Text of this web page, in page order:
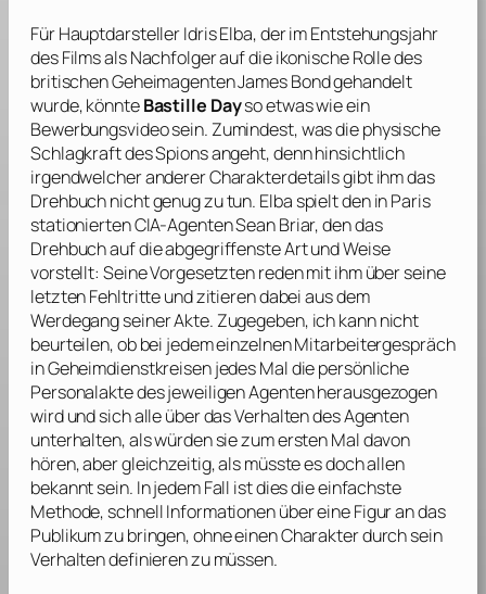
Für HauptdarstellerIdris Elba, der im Entstehungsjahr
des Films als Nachfolger auf die ikonische Rolle des
britischen Geheimagenten James Bond gehandelt
wurde, könnteBastille Dayso etwas wie ein
Bewerbungsvideo sein. Zumindest, was die physische
Schlagkraft des Spions angeht, denn hinsichtlich
irgendwelcher anderer Charakterdetails gibt ihm das
Drehbuch nicht genug zu tun. Elba spielt den in Paris
stationierten CIA-Agenten Sean Briar, den das
Drehbuch auf die abgegriffenste Art und Weise
vorstellt: Seine Vorgesetzten reden mit ihm über seine
letzten Fehltritte und zitieren dabei aus dem
Werdegang seiner Akte. Zugegeben, ich kann nicht
beurteilen, ob bei jedem einzelnen Mitarbeitergespräch
in Geheimdienstkreisen jedes Mal die persönliche
Personalakte des jeweiligen Agenten herausgezogen
wird und sich alle über das Verhalten des Agenten
unterhalten, als würden sie zum ersten Mal davon
hören, aber gleichzeitig, als müsste es doch allen
bekannt sein. In jedem Fall ist dies die einfachste
Methode, schnell Informationen über eine Figur an das
Publikum zu bringen, ohne einen Charakter durch sein
Verhalten definieren zu müssen.